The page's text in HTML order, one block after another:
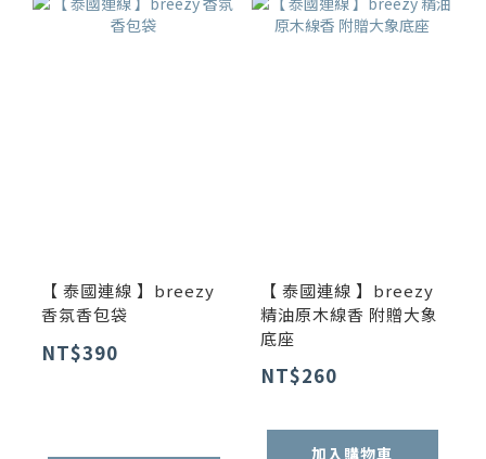
【 泰國連線 】breezy
香氛香包袋
NT$390
【 泰國連線 】breezy
精油原木線香 附贈大象
底座
NT$260
加入購物車